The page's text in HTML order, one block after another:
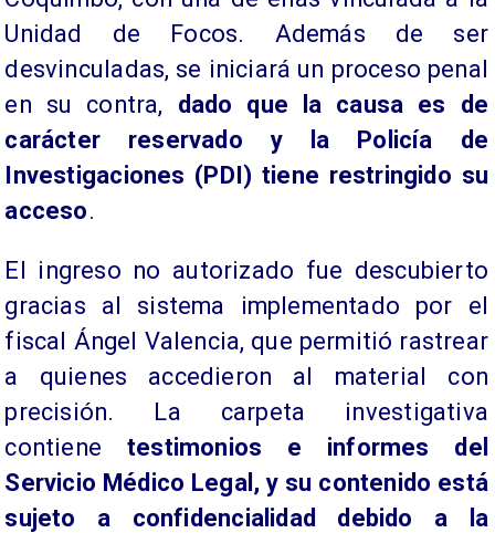
Unidad de Focos. Además de ser
desvinculadas, se iniciará un proceso penal
en su contra, dado que la causa es de
carácter reservado y la Policía de
Investigaciones (PDI) tiene restringido su
acceso.
El ingreso no autorizado fue descubierto
gracias al sistema implementado por el
fiscal Ángel Valencia, que permitió rastrear
a quienes accedieron al material con
precisión. La carpeta investigativa
contiene testimonios e informes del
Servicio Médico Legal, y su contenido está
sujeto a confidencialidad debido a la